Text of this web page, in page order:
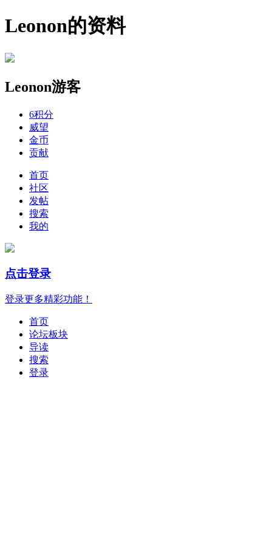
Leonon的资料
Leonon游客
6积分
威望
金币
贡献
首页
社区
发帖
搜索
我的
点击登录
登录更多精彩功能！
首页
论坛板块
导读
搜索
登录